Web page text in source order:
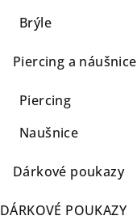
Brýle
Piercing a náušnice
Piercing
Naušnice
Dárkové poukazy
DÁRKOVÉ POUKAZY